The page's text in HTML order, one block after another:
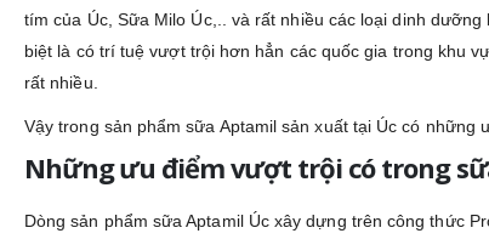
tím của Úc, Sữa Milo Úc,.. và rất nhiều các loại dinh
biệt là có trí tuệ vượt trội hơn hẳn các quốc gia trong khu
rất nhiều.
Vậy trong sản phẩm sữa Aptamil sản xuất tại Úc có
Những ưu điểm vượt trội có trong
Dòng sản phẩm sữa Aptamil Úc xây dựng trên công thức